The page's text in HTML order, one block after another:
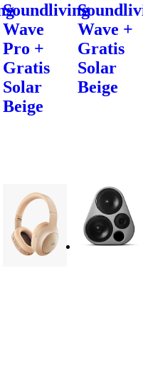
Soundliving
Wave
Pro +
Gratis
Solar
Beige
Wave +
Gratis
Solar
Beige